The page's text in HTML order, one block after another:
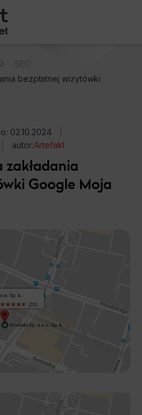
SEO
bezpłatnej wizytówki
02.10.2024
autor:Artefakt
Google Moja